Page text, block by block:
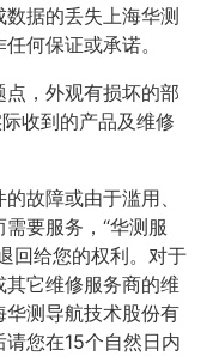
据的丢失上海华测
何保证或承诺。
，外观有损坏的部
收到的产品及维修
故障或由于滥用、
要服务，“华测服
回给您的权利。对于
它维修服务商的维
测导航技术股份有
您在15个自然日内